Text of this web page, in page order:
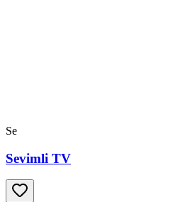
Se
Sevimli TV